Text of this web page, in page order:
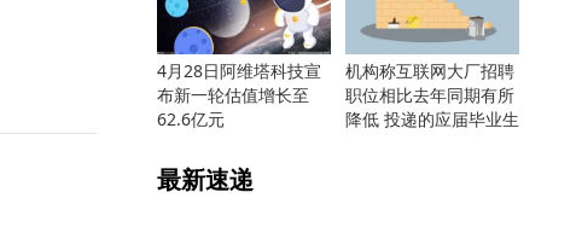
4月28日阿维塔科技宣
布新一轮估值增长至
62.6亿元
机构称互联网大厂招聘
职位相比去年同期有所
降低 投递的应届毕业生
最新速递